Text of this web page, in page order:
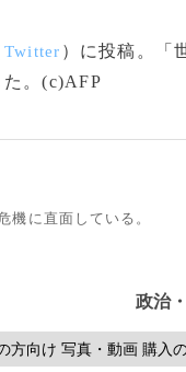
Twitter ）に投稿。「
。(c)AFP
機に直面している。
政治
方向け 写真・動画 購入